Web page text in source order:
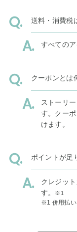
送料・消費税
すべての
クーポンとは
ストーリ
す。クー
けます。
ポイントが足
クレジッ
す。
※1
※1 併用払い